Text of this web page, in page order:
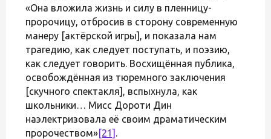
«Она вложила жизнь и силу в пленницу-
пророчицу, отбросив в сторону современную
манеру [актёрской игры], и показала нам
трагедию, как следует поступать, и поэзию,
как следует говорить. Восхищённая публика,
освобождённая из тюремного заключения
[скучного спектакля], вспыхнула, как
школьники… Мисс Дороти Дин
наэлектризовала её своим драматическим
пророчеством»[21] .